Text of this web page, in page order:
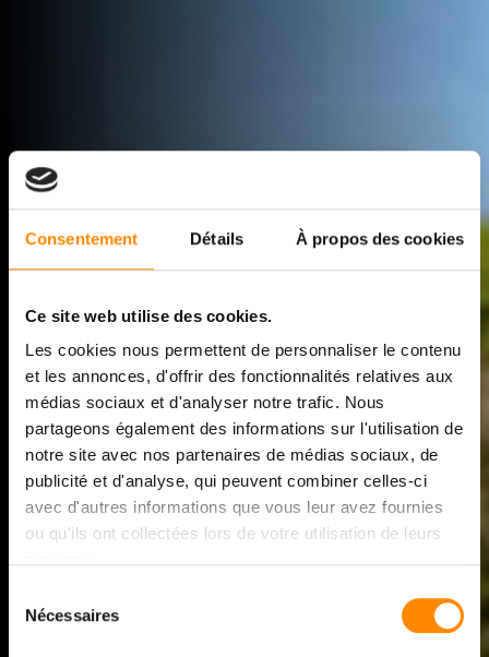
Consentement Détails À propos des cookies
Ce site web utilise des cookies.
Les cookies nous permettent de personnaliser le contenu
et les annonces, d'offrir des fonctionnalités relatives aux
médias sociaux et d'analyser notre trafic. Nous
partageons également des informations sur l'utilisation de
notre site avec nos partenaires de médias sociaux, de
publicité et d'analyse, qui peuvent combiner celles-ci
avec d'autres informations que vous leur avez fournies
ou qu'ils ont collectées lors de votre utilisation de leurs
Nécessaires
ÜBER VETEDY
LUXEMBURG
WOHIN WIR GEHEN